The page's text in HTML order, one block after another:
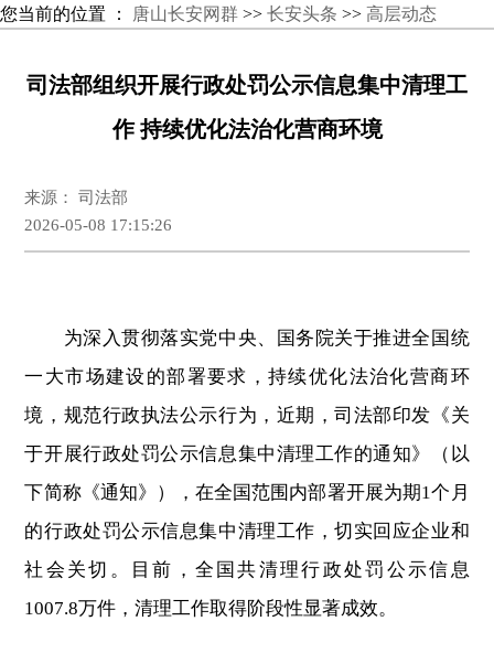
您当前的位置 ： 唐山长安网群 >> 长安头条 >> 高层动态
司法部组织开展行政处罚公示信息集中清理工
作 持续优化法治化营商环境
来源： 司法部
2026-05-08 17:15:26
为深入贯彻落实党中央、国务院关于推进全国统
一大市场建设的部署要求，持续优化法治化营商环
境，规范行政执法公示行为，近期，司法部印发《关
于开展行政处罚公示信息集中清理工作的通知》（以
下简称《通知》），在全国范围内部署开展为期1个月
的行政处罚公示信息集中清理工作，切实回应企业和
社会关切。目前，全国共清理行政处罚公示信息
1007.8万件，清理工作取得阶段性显著成效。